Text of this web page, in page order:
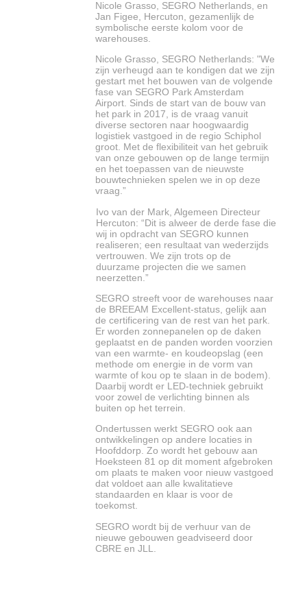
Nicole Grasso, SEGRO Netherlands, en
Jan Figee, Hercuton, gezamenlijk de
symbolische eerste kolom voor de
warehouses.
Nicole Grasso, SEGRO Netherlands: "We
zijn verheugd aan te kondigen dat we zijn
gestart met het bouwen van de volgende
fase van SEGRO Park Amsterdam
Airport. Sinds de start van de bouw van
het park in 2017, is de vraag vanuit
diverse sectoren naar hoogwaardig
logistiek vastgoed in de regio Schiphol
groot. Met de flexibiliteit van het gebruik
van onze gebouwen op de lange termijn
en het toepassen van de nieuwste
bouwtechnieken spelen we in op deze
vraag.”
Ivo van der Mark, Algemeen Directeur
Hercuton: “Dit is alweer de derde fase die
wij in opdracht van SEGRO kunnen
realiseren; een resultaat van wederzijds
vertrouwen. We zijn trots op de
duurzame projecten die we samen
neerzetten.”
SEGRO streeft voor de warehouses naar
de BREEAM Excellent-status, gelijk aan
de certificering van de rest van het park.
Er worden zonnepanelen op de daken
geplaatst en de panden worden voorzien
van een warmte- en koudeopslag (een
methode om energie in de vorm van
warmte of kou op te slaan in de bodem).
Daarbij wordt er LED-techniek gebruikt
voor zowel de verlichting binnen als
buiten op het terrein.
Ondertussen werkt SEGRO ook aan
ontwikkelingen op andere locaties in
Hoofddorp. Zo wordt het gebouw aan
Hoeksteen 81 op dit moment afgebroken
om plaats te maken voor nieuw vastgoed
dat voldoet aan alle kwalitatieve
standaarden en klaar is voor de
toekomst.
SEGRO wordt bij de verhuur van de
nieuwe gebouwen geadviseerd door
CBRE en JLL.